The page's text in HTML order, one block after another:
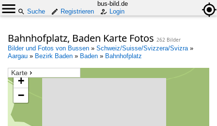
bus-bild.de
Suche
Registrieren Login
Bahnhofplatz, Baden Karte Fotos 262 Bilder
Bilder und Fotos von Bussen » Schweiz/Suisse/Svizzera/Svizra»
Aargau » Bezirk Baden » Baden » Bahnhofplatz
Karte
+
−